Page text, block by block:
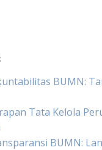
BUMN:
Tata Kelola
BUMN: